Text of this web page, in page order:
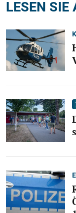
LESEN SIE